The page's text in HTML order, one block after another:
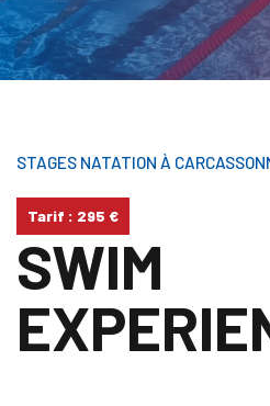
STAGES NATATION À
Tarif : 295 €
SWIM